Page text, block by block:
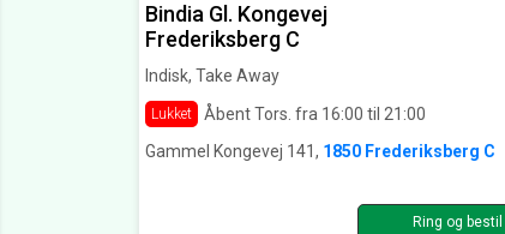
Bindia Gl. Kongevej
Frederiksberg C
Indisk, Take Away
Lukket Åbent Tors. fra 16:00 til 21:00
Gammel Kongevej 141, 1850 Frederiksberg C
Ring og bestil